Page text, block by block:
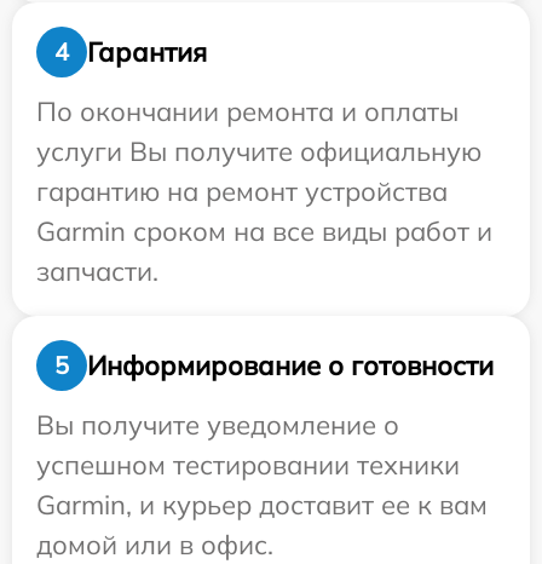
4
Гарантия
По окончании ремонта и оплаты
услуги Вы получите официальную
гарантию на ремонт устройства
Garmin сроком на все виды работ и
запчасти.
5
Информирование о готовности
Вы получите уведомление о
успешном тестировании техники
Garmin, и курьер доставит ее к вам
домой или в офис.